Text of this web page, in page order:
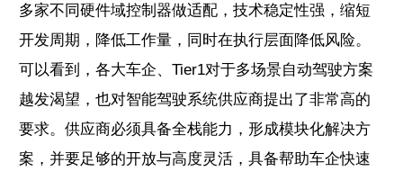
多家不同硬件域控制器做适配，技术稳定性强，缩短
开发周期，降低工作量，同时在执行层面降低风险。
可以看到，各大车企、Tier1对于多场景自动驾驶方案
越发渴望，也对智能驾驶系统供应商提出了非常高的
要求。供应商必须具备全栈能力，形成模块化解决方
案，并要足够的开放与高度灵活，具备帮助车企快速